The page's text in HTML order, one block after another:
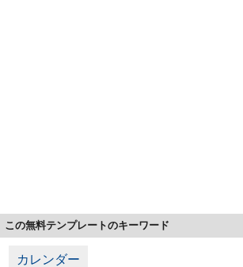
この無料テンプレートのキーワード
カレンダー